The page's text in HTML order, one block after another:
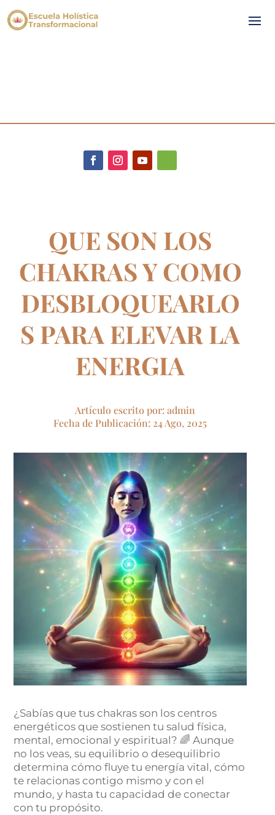
QUE SON LOS
CHAKRAS Y COMO
DESBLOQUEARLO
S PARA ELEVAR LA
ENERGIA
Artículo escrito por: admin
Fecha de Publicación: 24 Ago, 2025
¿Sabías que tus chakras son los centros
energéticos que sostienen tu salud física,
mental, emocional y espiritual? 🌈 Aunque
no los veas, su equilibrio o desequilibrio
determina cómo fluye tu energía vital, cómo
te relacionas contigo mismo y con el
mundo, y hasta tu capacidad de conectar
con tu propósito.